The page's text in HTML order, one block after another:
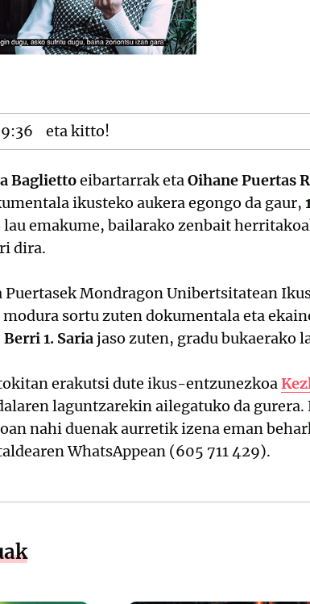
eta kitto!
Bagliettoeibartarrak etaOihane Puertas
ikusteko aukera egongo da gaur,
emakume, bailarako zenbait
dira.
Puertasek Mondragon Unibertsitatean
sortu zuten dokumentala eta
1. Sariajaso zuten, gradu bukaerako
erakutsi dute ikus-entzunezkoa
laguntzarekin ailegatuko da
nahi duenak aurretik izena eman
WhatsAppean (605 711 429).